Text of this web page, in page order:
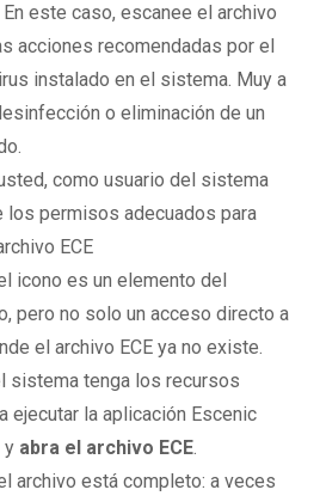
este caso, escanee el archivo
acciones recomendadas por el
instalado en el sistema. Muy a
o eliminación de un
como usuario del sistema
los permisos adecuados para
ECE
icono es un elemento del
pero no solo un acceso directo a
el archivo ECE ya no existe.
sistema tenga los recursos
ejecutar la aplicación Escenic
y abra el archivo ECE.
archivo está completo: a veces